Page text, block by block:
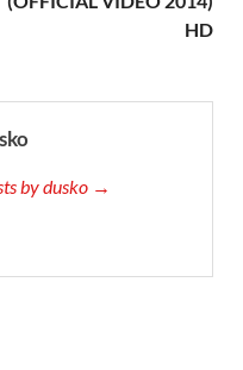
HD
by dusko →